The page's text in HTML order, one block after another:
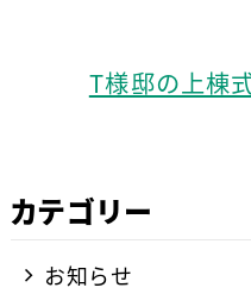
T様邸の上棟
カテゴリー
お知らせ